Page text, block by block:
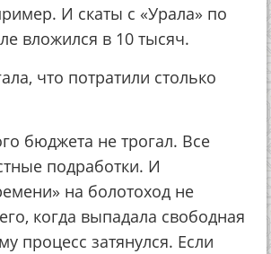
И скаты с «Урала» по
вложился в 10 тысяч.
что потратили столько
бюджета не трогал. Все
подработки. И
на болотоход не
когда выпадала свободная
процесс затянулся. Если